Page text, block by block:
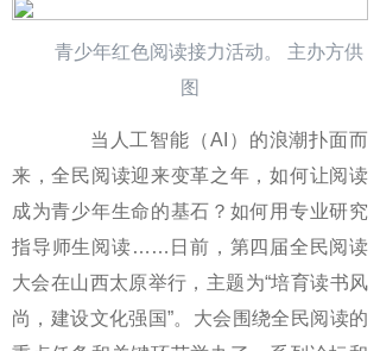
青少年红色阅读接力活动。 主办方供
图
当人工智能（AI）的浪潮扑面而
来，全民阅读迎来变革之年，如何让阅读
成为青少年生命的基石？如何用专业研究
指导师生阅读……日前，第四届全民阅读
大会在山西太原举行，主题为“培育读书风
尚，建设文化强国”。大会围绕全民阅读的